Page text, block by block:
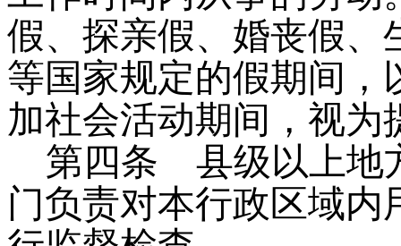
假、探亲假、婚丧假、
等国家规定的假期间，
加社会活动期间，视为
第四条 县级以上地
门负责对本行政区域